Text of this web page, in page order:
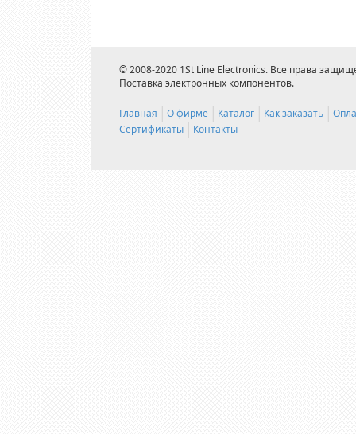
© 2008-2020 1St Line Electronics. Все права
Поставка электронных компонентов.
Главная О фирме Каталог Как заказать
Сертификаты
Контакты